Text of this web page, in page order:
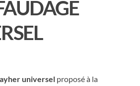
universel proposé à la